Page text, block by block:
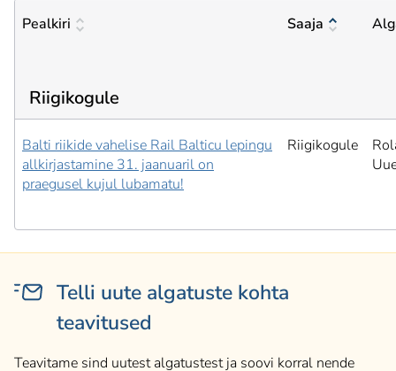
Pealkiri Saaja
Riigikogule
Balti riikide vahelise Rail Balticu lepingu
allkirjastamine 31. jaanuaril on
praegusel kujul lubamatu!
Riigikogule
Telli uute algatuste kohta
teavitused
Teavitame sind uutest algatustest ja soovi korral nende